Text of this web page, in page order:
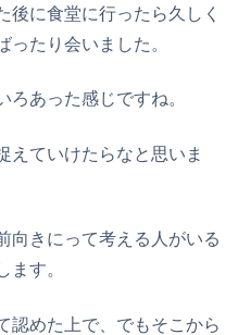
後に食堂に行ったら久しく
たり会いました。
ろあった感じですね。
えていけたらなと思いま
向きにって考える人がいる
ます。
認めた上で、でもそこから